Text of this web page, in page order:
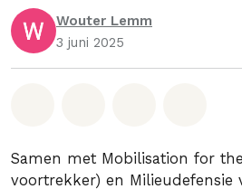
Wouter Lemm
3 juni 2025
Samen met Mobilisation for
voortrekker) en Milieudefensie